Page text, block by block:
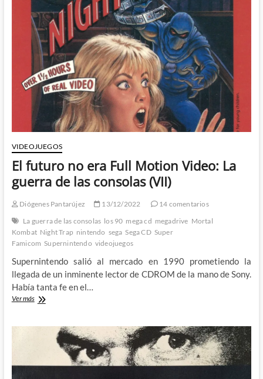
guerra
de
las
consolas
(VIII)
VIDEOJUEGOS
El futuro no era Full Motion Video: La
guerra de las consolas (VII)
Diógenes Pantarújez 13/12/2022
14 comentarios
La guerra de las consolas los 90 mega cd megadrive Mortal
Kombat Night Trap nintendo sega Sega CD Super
Famicom Supernintendo videojuegos
Supernintendo salió al mercado en 1990 prometiendo la
llegada de un inminente lector de CDROM de la mano de Sony.
Había tanta fe en el…
Ver másEl